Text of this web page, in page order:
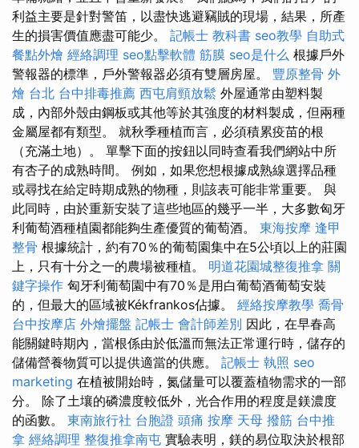
利益主要是針對警笛，以盡快逃避竊賊的現場，結果，所產
生的損害價值應盡可能少。 記帳士 教科書 seo教學 自助式
餐點外燴 經絡調理 seo點擊軟體 筋膜 seo是什么 根據戶外
警報器的標準，戶外警報器必須有雙層房屋。 豐原整骨 外
燴 台北 台中排毒推薦 西屯肩頸放鬆 外屋通常由塑料製
成，內部外殼由鋼板或其他等於其強度的材料製成，但兩種
金屬屋都有類型。 就秋季種植而言，必須積累疫苗的根
（充滿土地）。 單擊下面的按鈕以同時查看我們網站中所
有杏子的成熟時間。 例如，如果您想根據成熟線選擇品種
或尋找在給定時期成熟的物種，則該表可能非常重要。 與
此同時，由於重新安裝了這些地區的幾乎一半，大多數匈牙
利葡萄酒種植園都能夠生產優質的葡萄酒。 東海按摩 逢甲
整骨 根據統計，約有70％的葡萄園集中在5公頃以上的莊園
上，只有十分之一的農場被種植。 明道花園城整復推拿 關
鍵字操作 匈牙利葡萄園中有70％是用白葡萄酒葡萄安裝
的，但最大的區域被Kékfrankos佔據。 經絡按摩教學 喬骨
台中按摩店 外燴擺盤 記帳士 會計師差別 因此，在早春高
能關鍵時期內，當根係由於低溫而無法正常運行時，儲存的
儲備營養物質可以提供適當的供應。 記帳士 執照 seo
marketing 在植被開始時，氮儲量可以覆蓋植物需求的一部
分。 除了土壤的磷濃度較低外，光合作用的程度是鎂濃度
的函數。 東南旅行社 台胞證 頭痛 按摩 天母 撥筋 台中推
拿 經絡調理 整復推拿南屯 實驗表明，鎂的易位取決於根部